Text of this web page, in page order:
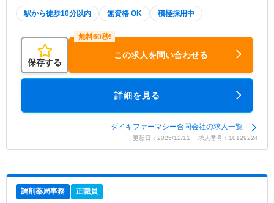
駅から徒歩10分以内 無資格 OK 積極採用中
保存する
この求人を問い合わせる
詳細を見る
ダイキファーマシー合同会社の求人一覧
更新日：2025/12/11 求人番号：10129224
調剤薬局事務 正職員